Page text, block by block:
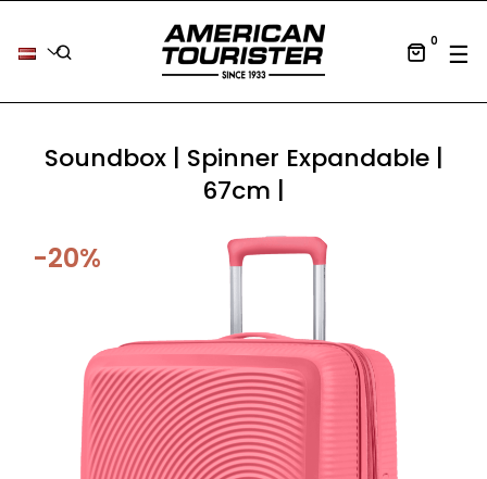
0 ☰
Soundbox | Spinner Expandable |
67cm |
-20%